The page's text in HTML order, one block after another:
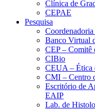
Clínica de
CEPAE
Pesquisa
Coordenadoria
Banco Virtual
CEP – Comitê
CIBio
CEUA – Ética
CMI – Centro
Escritório de
EAIP
Lab. de